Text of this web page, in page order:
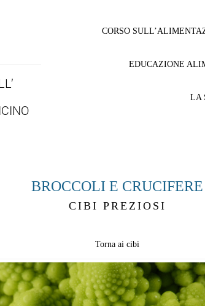
CORSO
EDUCAZIONE
LA
BROCCOLI E CRUCIFERE
CIBI PREZIOSI
Torna ai cibi